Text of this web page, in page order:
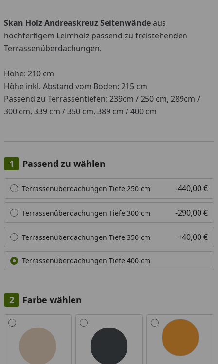
Skan Holz Andreaskreuz Seitenwändeaus
hochfertigem Leimholz passend zu freistehenden
Terrassenüberdachungen.
Höhe: 210 cm
Höhe inkl. Abstand vom Boden: 215 cm
Passend zu Terrassentiefen: 239cm / 250 cm, 289cm /
300 cm, 339 cm / 350 cm, 389 cm / 400 cm
Passend zu wählen
Alle anzeigen (4)
Terrassenüberdachungen Tiefe 250 cm -440,00 €
Terrassenüberdachungen Tiefe 300 cm -290,00 €
Terrassenüberdachungen Tiefe 350 cm +40,00 €
Terrassenüberdachungen Tiefe 400 cm
Farbe wählen
Alle anzeigen (6)